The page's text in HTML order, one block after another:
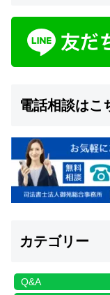
電話相談はこ
カテゴリー
Q&A